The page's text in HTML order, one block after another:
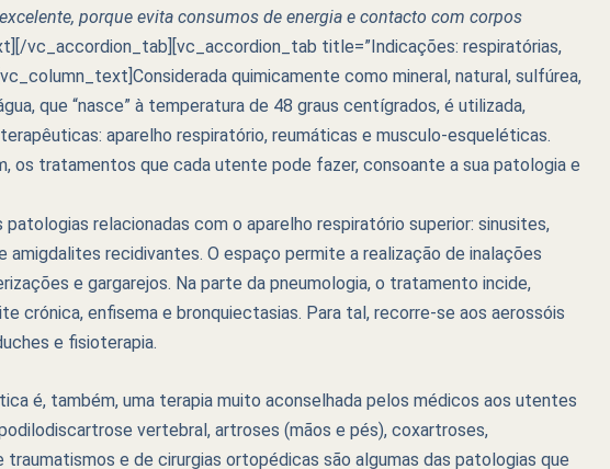
porque evita consumos de energia e contacto com corpos
vc_accordion_tab][vc_accordion_tab title=”Indicações: respiratórias,
quimicamente como mineral, natural, sulfúrea,
que “nasce” à temperatura de 48 graus centígrados, é utilizada,
aparelho respiratório, reumáticas e musculo-esqueléticas.
os tratamentos que cada utente pode fazer, consoante a sua patologia e
patologias relacionadas com o aparelho respiratório superior: sinusites,
recidivantes. O espaço permite a realização de inalações
e gargarejos. Na parte da pneumologia, o tratamento incide,
crónica, enfisema e bronquiectasias. Para tal, recorre-se aos aerossóis
e fisioterapia.
é, também, uma terapia muito aconselhada pelos médicos aos utentes
vertebral, artroses (mãos e pés), coxartroses,
e de cirurgias ortopédicas são algumas das patologias que